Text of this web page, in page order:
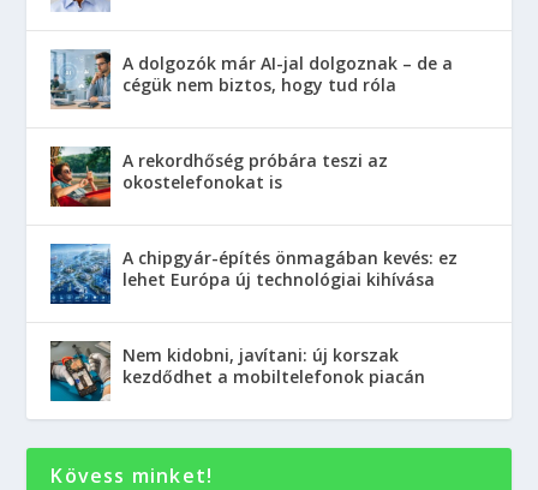
A dolgozók már AI-jal dolgoznak – de a
cégük nem biztos, hogy tud róla
A rekordhőség próbára teszi az
okostelefonokat is
A chipgyár-építés önmagában kevés: ez
lehet Európa új technológiai kihívása
Nem kidobni, javítani: új korszak
kezdődhet a mobiltelefonok piacán
Kövess minket!